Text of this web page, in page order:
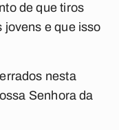
de que tiros
jovens e que isso
nesta
Senhora da